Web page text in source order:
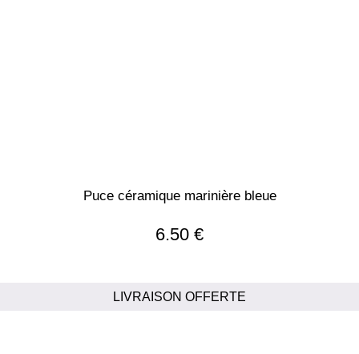
Puce céramique marinière bleue
6.50 €
LIVRAISON OFFERTE